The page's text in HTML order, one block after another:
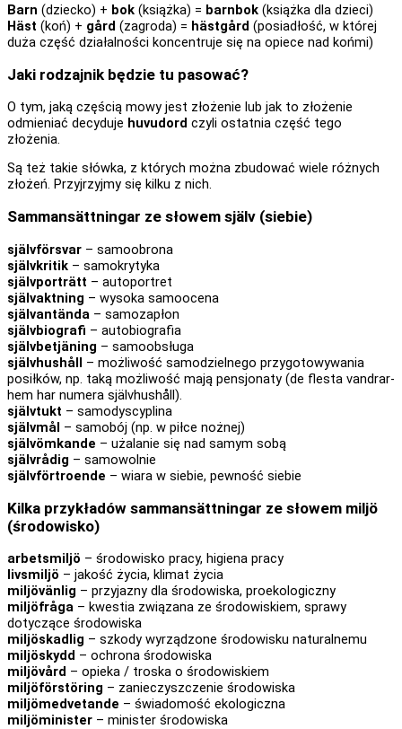
Barn (dziecko) + bok (książka) = barnbok (książka dla dzieci)
Häst (koń) + gård (zagroda) = hästgård (posiadłość, w której
duża część działalności koncentruje się na opiece nad końmi)
Jaki rodzajnik będzie tu pasować?
O tym, jaką częścią mowy jest złożenie lub jak to złożenie
odmieniać decyduje huvudord czyli ostatnia część tego
złożenia.
Są też takie słówka, z których można zbudować wiele różnych
złożeń. Przyjrzyjmy się kilku z nich.
Sammansättningar ze słowem själv (siebie)
självförsvar – samoobrona
självkritik – samokrytyka
självporträtt – autoportret
självaktning – wysoka samoocena
självantända – samozapłon
självbiografi – autobiografia
självbetjäning – samoobsługa
självhushåll – możliwość samodzielnego przygotowywania
posiłków, np. taką możliwość mają pensjonaty (de flesta vandrar­
hem har nu­mera självhushåll).
självtukt – samodyscyplina
självmål – samobój (np. w piłce nożnej)
självömkande – użalanie się nad samym sobą
självrådig – samowolnie
självförtroende – wiara w siebie, pewność siebie
Kilka przykładów sammansättningar ze słowem miljö
(środowisko)
arbetsmiljö – środowisko pracy, higiena pracy
livsmiljö – jakość życia, klimat życia
miljövänlig – przyjazny dla środowiska, proekologiczny
miljöfråga – kwestia związana ze środowiskiem, sprawy
dotyczące środowiska
miljöskadlig – szkody wyrządzone środowisku naturalnemu
miljöskydd – ochrona środowiska
miljövård – opieka / troska o środowiskiem
miljöförstöring – zanieczyszczenie środowiska
miljömedvetande – świadomość ekologiczna
miljöminister – minister środowiska